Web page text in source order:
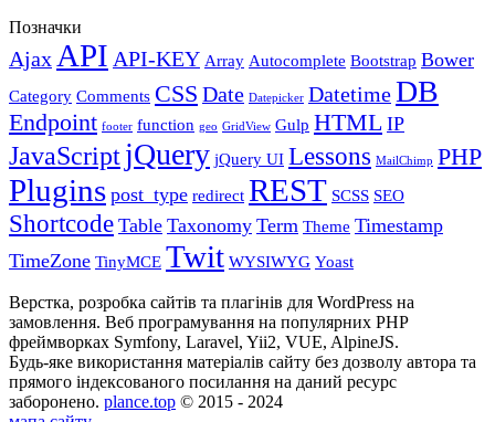
Позначки
Ajax API API-KEY Array Autocomplete Bootstrap Bower
Category Comments CSS Date Datepicker DatetimeDB
Endpoint footer function geo GridView Gulp HTML IP
JavaScriptjQuery jQuery UI Lessons MailChimp PHP
Plugins post_type redirect REST SCSS SEO
Shortcode Table Taxonomy Term Theme Timestamp
TimeZone TinyMCE Twit WYSIWYG Yoast
Верстка, розробка сайтів та плагінів для WordPress на
замовлення. Веб програмування на популярних PHP
фреймворках Symfony, Laravel, Yii2, VUE, AlpineJS.
Будь-яке використання матеріалів сайту без дозволу автора та
прямого індексованого посилання на даний ресурс
заборонено. plance.top © 2015 - 2024